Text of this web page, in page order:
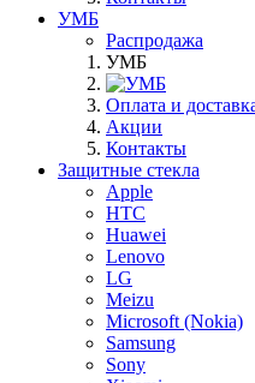
УМБ
Распродажа
УМБ
Оплата и
Акции
Контакты
Защитные стекла
Apple
HTC
Huawei
Lenovo
LG
Meizu
Microsoft (Nokia)
Samsung
Sony